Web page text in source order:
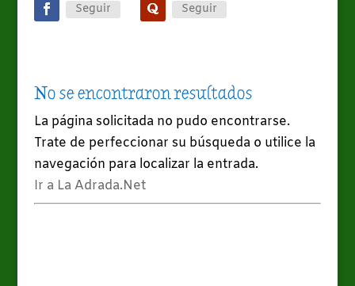
Seguir Seguir
No se encontraron resultados
La página solicitada no pudo encontrarse.
Trate de perfeccionar su búsqueda o utilice la
navegación para localizar la entrada.
Ir a La Adrada.Net